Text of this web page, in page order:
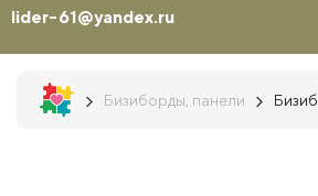
lider-61@yandex.ru
Бизиборды, панели